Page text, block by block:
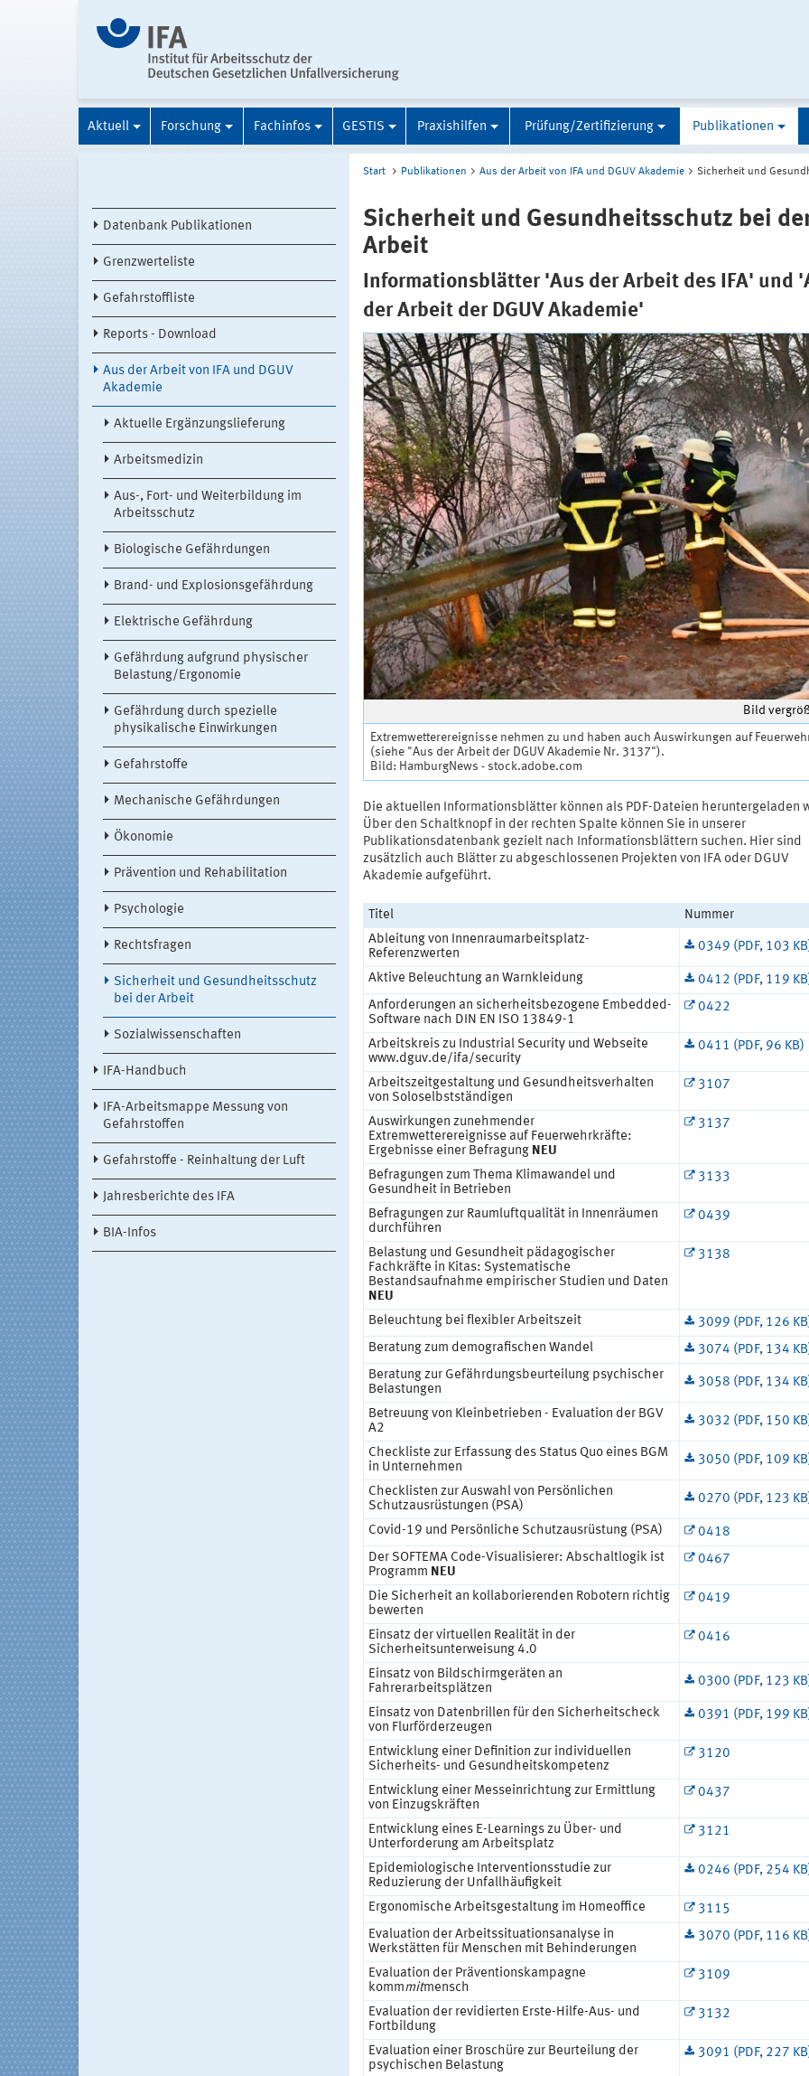
Aktuell Forschung Fachinfos GESTIS Praxishilfen Prüfung/Zertifizierung Publikationen
Datenbank Publikationen
Grenzwerteliste
Gefahrstoffliste
Reports - Download
Aus der Arbeit von IFA und DGUV
Akademie
Aktuelle Ergänzungslieferung
Arbeitsmedizin
Aus-, Fort- und Weiterbildung im
Arbeitsschutz
Biologische Gefährdungen
Brand- und Explosionsgefährdung
Elektrische Gefährdung
Gefährdung aufgrund physischer
Belastung/Ergonomie
Gefährdung durch spezielle
physikalische Einwirkungen
Gefahrstoffe
Mechanische Gefährdungen
Ökonomie
Prävention und Rehabilitation
Psychologie
Rechtsfragen
Sicherheit und Gesundheitsschutz
bei der Arbeit
Sozialwissenschaften
IFA-Handbuch
IFA-Arbeitsmappe Messung von
Gefahrstoffen
Gefahrstoffe - Reinhaltung der Luft
Jahresberichte des IFA
BIA-Infos
Start Publikationen Aus der Arbeit von IFA und DGUV Akademie Sicherheit und
Sicherheit und Gesundheitsschutz bei
Arbeit
Informationsblätter 'Aus der Arbeit des IFA' und
der Arbeit der DGUV Akademie'
Bild
Extremwetterereignisse nehmen zu und haben auch Auswirkungen auf
(siehe "Aus der Arbeit der DGUV Akademie Nr. 3137").
Bild: HamburgNews - stock.adobe.com
Die aktuellen Informationsblätter können als PDF-Dateien heruntergeladen
Über den Schaltknopf in der rechten Spalte können Sie in unserer
Publikationsdatenbank gezielt nach Informationsblättern suchen. Hier sind
zusätzlich auch Blätter zu abgeschlossenen Projekten von IFA oder DGUV
Akademie aufgeführt.
Titel
Nummer
Ableitung von Innenraumarbeitsplatz-
Referenzwerten
0349 (PDF, 103
Aktive Beleuchtung an Warnkleidung
0412 (PDF, 119
Anforderungen an sicherheitsbezogene Embedded-
Software nach DIN EN ISO 13849-1
0422
Arbeitskreis zu Industrial Security und Webseite
www.dguv.de/ifa/security
0411 (PDF, 96 KB)
Arbeitszeitgestaltung und Gesundheitsverhalten
von Soloselbstständigen
3107
Auswirkungen zunehmender
Extremwetterereignisse auf Feuerwehrkräfte:
Ergebnisse einer Befragung NEU
3137
Befragungen zum Thema Klimawandel und
Gesundheit in Betrieben
3133
Befragungen zur Raumluftqualität in Innenräumen
durchführen
0439
Belastung und Gesundheit pädagogischer
Fachkräfte in Kitas: Systematische
Bestandsaufnahme empirischer Studien und Daten
NEU
3138
Beleuchtung bei flexibler Arbeitszeit
3099 (PDF, 126
Beratung zum demografischen Wandel
3074 (PDF, 134
Beratung zur Gefährdungsbeurteilung psychischer
Belastungen
3058 (PDF, 134
Betreuung von Kleinbetrieben - Evaluation der BGV
A2
3032 (PDF, 150
Checkliste zur Erfassung des Status Quo eines BGM
in Unternehmen
3050 (PDF, 109
Checklisten zur Auswahl von Persönlichen
Schutzausrüstungen (PSA)
0270 (PDF, 123
Covid-19 und Persönliche Schutzausrüstung (PSA)
0418
Der SOFTEMA Code-Visualisierer: Abschaltlogik ist
Programm NEU
0467
Die Sicherheit an kollaborierenden Robotern richtig
bewerten
0419
Einsatz der virtuellen Realität in der
Sicherheitsunterweisung 4.0
0416
Einsatz von Bildschirmgeräten an
Fahrerarbeitsplätzen
0300 (PDF, 123
Einsatz von Datenbrillen für den Sicherheitscheck
von Flurförderzeugen
0391 (PDF, 199
Entwicklung einer Definition zur individuellen
Sicherheits- und Gesundheitskompetenz
3120
Entwicklung einer Messeinrichtung zur Ermittlung
von Einzugskräften
0437
Entwicklung eines E-Learnings zu Über- und
Unterforderung am Arbeitsplatz
3121
Epidemiologische Interventionsstudie zur
Reduzierung der Unfallhäufigkeit
0246 (PDF, 254
Ergonomische Arbeitsgestaltung im Homeoffice
3115
Evaluation der Arbeitssituationsanalyse in
Werkstätten für Menschen mit Behinderungen
3070 (PDF, 116
Evaluation der Präventionskampagne
kommmitmensch
3109
Evaluation der revidierten Erste-Hilfe-Aus- und
Fortbildung
3132
Evaluation einer Broschüre zur Beurteilung der
psychischen Belastung
3091 (PDF, 227